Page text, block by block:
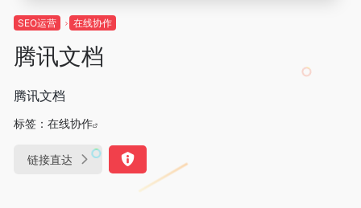
SEO运营 在线协作
腾讯文档
腾讯文档
标签： 在线协作
链接直达